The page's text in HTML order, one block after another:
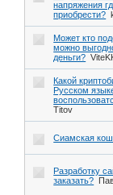
напряжения
приобрести?
Может кто
можно
деньги?
Какой
Русском
Titov
Сиамская
Разработку
заказать?